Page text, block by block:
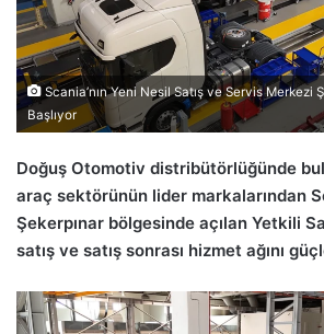
Scania’nın Yeni Nesil Satış ve Servis Merkezi
Başlıyor
Doğuş Otomotiv distribütörlüğünde
araç sektörünün lider markalarından
Şekerpınar bölgesinde açılan Yetkili
satış ve satış sonrası hizmet ağını